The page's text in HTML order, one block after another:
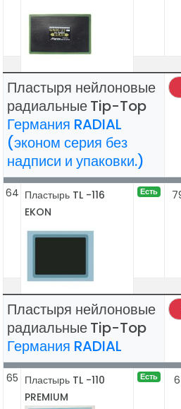
Пластыря нейлоновые
радиальныеTip-Top
Германия RADIAL
(эконом серия без
надписи и упаковки.)
64 Пластырь TL -116
EKON
Есть
Пластыря нейлоновые
радиальныеTip-Top
Германия RADIAL
65 Пластырь TL -110
PREMIUM
Есть